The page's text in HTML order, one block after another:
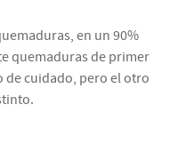
en un 90%
quemaduras de primer
de cuidado, pero el otro